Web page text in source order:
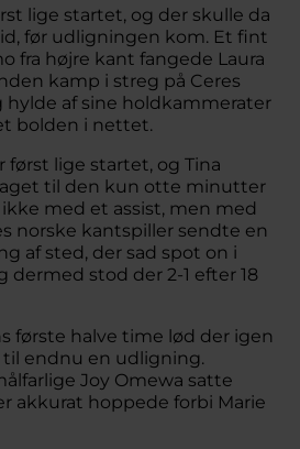
lige startet, og der skulle da
før udligningen kom. Et fint
fra højre kant fangede Laura
kamp i streg på Ceres
hylde af sine holdkammerater
bolden i nettet.
først lige startet, og Tina
til den kun otte minutter
med et assist, men med
norske kantspiller sendte en
af sted, der sad spot on i
dermed stod der 2-1 efter 18
første halve time lød der igen
til endnu en udligning.
Joy Omewa satte
akkurat hoppede forbi Marie